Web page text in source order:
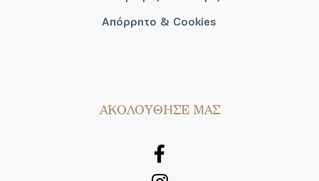
Απόρρητο & Cookies
AΚΟΛΟΥΘΗΣΕ ΜΑΣ